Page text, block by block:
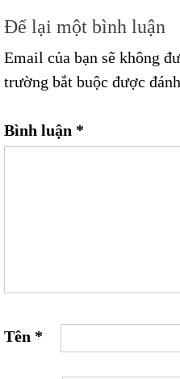
Để lại một bình luận
Email của bạn sẽ không
trường bắt buộc được
Bình luận *
Tên *